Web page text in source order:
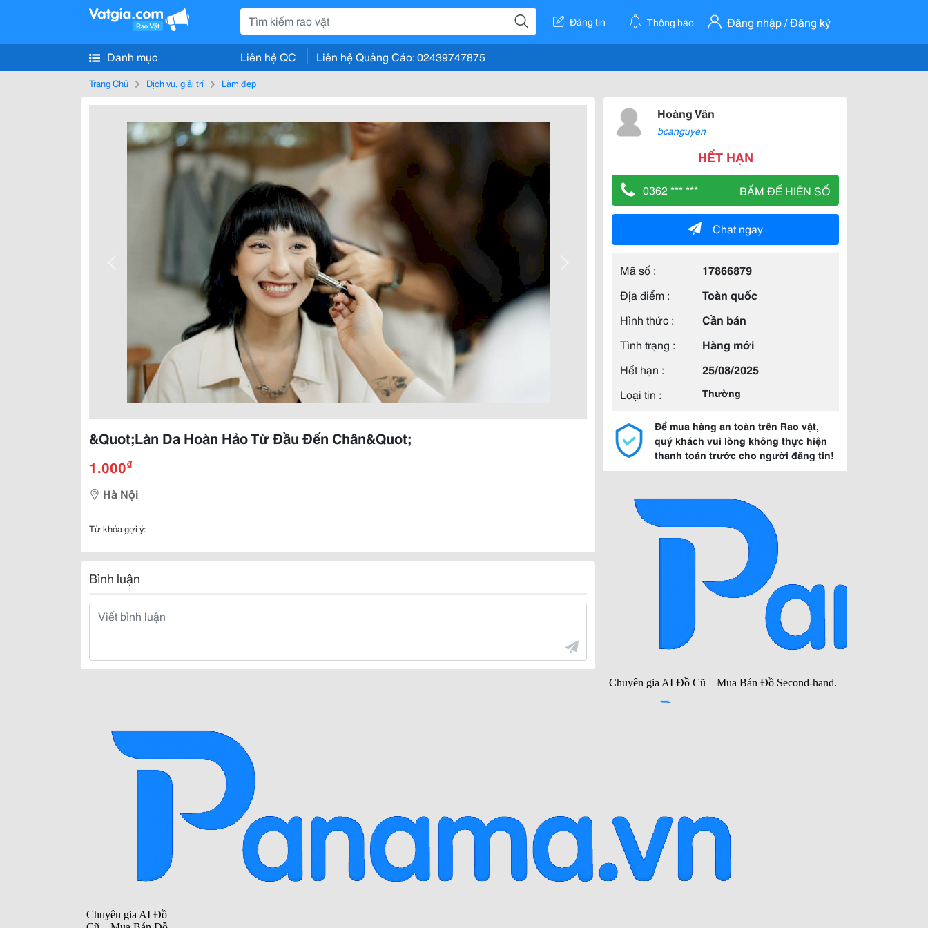
Đăng tin Thông báo Đăng nhập / Đăng ký
Danh mục Liên hệ QC Liên hệ Quảng Cáo: 02439747875
Trang Chủ Dịch vụ, giải trí Làm đẹp
&Quot;Làn Da Hoàn Hảo Từ Đầu Đến Chân&Quot;
1.000₫
Hà Nội
Từ khóa gợi ý:
Bình luận
Hoàng Vân
bcanguyen
HẾT HẠN
0362 *** *** BẤM ĐỂ HIỆN SỐ
Chat ngay
Mã số :
17866879
Địa điểm :
Toàn quốc
Hình thức :
Cần bán
Tình trạng :
Hàng mới
Hết hạn :
25/08/2025
Loại tin :
Thường
Để mua hàng an toàn trên Rao vặt,
quý khách vui lòng không thực hiện
thanh toán trước cho người đăng tin!